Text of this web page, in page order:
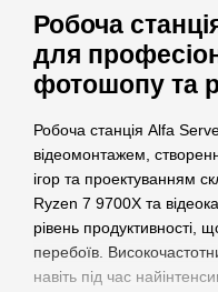
Робоча
для
фотошопу та
Робоча станція Alfa
відеомонтажем,
ігор та проектуванням
Ryzen 7 9700X та
рівень продуктивності,
перебоїв.
навіть під час